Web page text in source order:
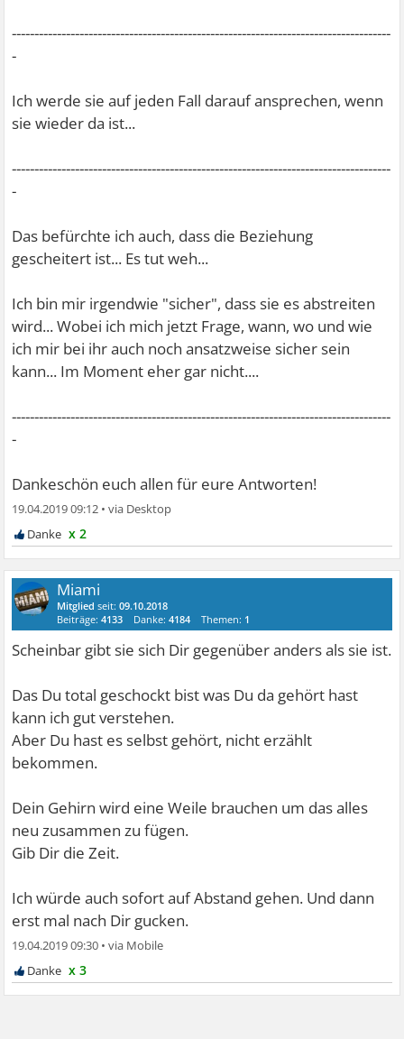
------------------------------------------------------------------------------------
-
Ich werde sie auf jeden Fall darauf ansprechen, wenn
sie wieder da ist...
------------------------------------------------------------------------------------
-
Das befürchte ich auch, dass die Beziehung
gescheitert ist... Es tut weh...
Ich bin mir irgendwie "sicher", dass sie es abstreiten
wird... Wobei ich mich jetzt Frage, wann, wo und wie
ich mir bei ihr auch noch ansatzweise sicher sein
kann... Im Moment eher gar nicht....
------------------------------------------------------------------------------------
-
Dankeschön euch allen für eure Antworten!
19.04.2019 09:12 •
x 2
Miami
Mitglied seit:09.10.2018
Beiträge:4133 Danke:4184 Themen: 1
Scheinbar gibt sie sich Dir gegenüber anders als sie ist.
Das Du total geschockt bist was Du da gehört hast
kann ich gut verstehen.
Aber Du hast es selbst gehört, nicht erzählt
bekommen.
Dein Gehirn wird eine Weile brauchen um das alles
neu zusammen zu fügen.
Gib Dir die Zeit.
Ich würde auch sofort auf Abstand gehen. Und dann
erst mal nach Dir gucken.
19.04.2019 09:30 •
x 3